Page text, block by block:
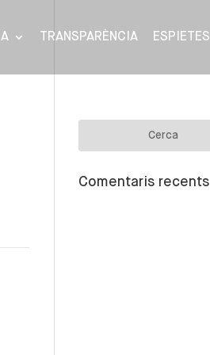
TRANSPARÈNCIA ESPIETES
Comentaris recents